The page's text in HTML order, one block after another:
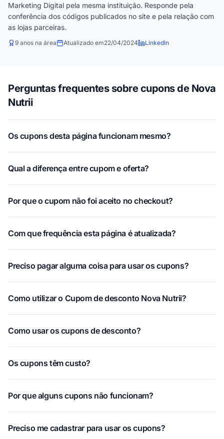
Marketing Digital pela mesma instituição. Responde pela
conferência dos códigos publicados no site e pela relação com
as lojas parceiras.
9 anos na área Atualizado em22/04/2024 LinkedIn
Perguntas frequentes sobre cupons de Nova
Nutrii
Os cupons desta página funcionam mesmo?
Qual a diferença entre cupom e oferta?
Por que o cupom não foi aceito no checkout?
Com que frequência esta página é atualizada?
Preciso pagar alguma coisa para usar os cupons?
Como utilizar o Cupom de desconto Nova Nutrii?
Como usar os cupons de desconto?
Os cupons têm custo?
Por que alguns cupons não funcionam?
Preciso me cadastrar para usar os cupons?